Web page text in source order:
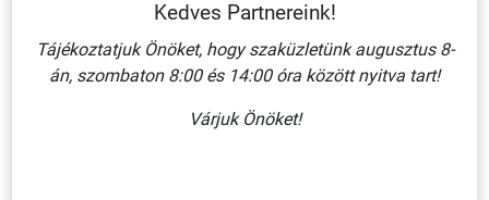
160X250 MM
Kedves Partnereink!
Tájékoztatjuk Önöket, hogy szaküzletünk augusztus 8-
án, szombaton 8:00 és 14:00 óra között nyitva tart!
Várjuk Önöket!